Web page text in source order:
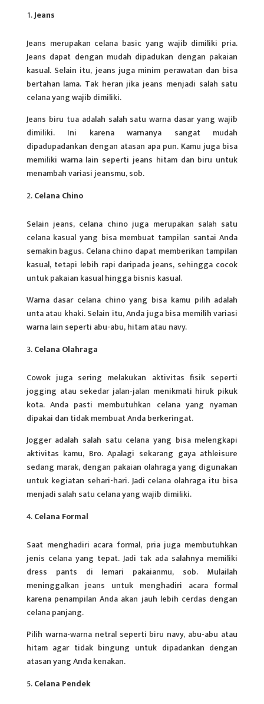
Jeans
Jeans merupakan celana basic yang wajib dimiliki pria.
Jeans dapat dengan mudah dipadukan dengan pakaian
kasual. Selain itu, jeans juga minim perawatan dan bisa
bertahan lama. Tak heran jika jeans menjadi salah satu
celana yang wajib dimiliki.
Jeans biru tua adalah salah satu warna dasar yang wajib
dimiliki. Ini karena warnanya sangat mudah
dipadupadankan dengan atasan apa pun. Kamu juga bisa
memiliki warna lain seperti jeans hitam dan biru untuk
menambah variasi jeansmu, sob.
Celana Chino
Selain jeans, celana chino juga merupakan salah satu
celana kasual yang bisa membuat tampilan santai Anda
semakin bagus. Celana chino dapat memberikan tampilan
kasual, tetapi lebih rapi daripada jeans, sehingga cocok
untuk pakaian kasual hingga bisnis kasual.
Warna dasar celana chino yang bisa kamu pilih adalah
unta atau khaki. Selain itu, Anda juga bisa memilih variasi
warna lain seperti abu-abu, hitam atau navy.
Celana Olahraga
Cowok juga sering melakukan aktivitas fisik seperti
jogging atau sekedar jalan-jalan menikmati hiruk pikuk
kota. Anda pasti membutuhkan celana yang nyaman
dipakai dan tidak membuat Anda berkeringat.
Jogger adalah salah satu celana yang bisa melengkapi
aktivitas kamu, Bro. Apalagi sekarang gaya athleisure
sedang marak, dengan pakaian olahraga yang digunakan
untuk kegiatan sehari-hari. Jadi celana olahraga itu bisa
menjadi salah satu celana yang wajib dimiliki.
Celana Formal
Saat menghadiri acara formal, pria juga membutuhkan
jenis celana yang tepat. Jadi tak ada salahnya memiliki
dress pants di lemari pakaianmu, sob. Mulailah
meninggalkan jeans untuk menghadiri acara formal
karena penampilan Anda akan jauh lebih cerdas dengan
celana panjang.
Pilih warna-warna netral seperti biru navy, abu-abu atau
hitam agar tidak bingung untuk dipadankan dengan
atasan yang Anda kenakan.
Celana Pendek